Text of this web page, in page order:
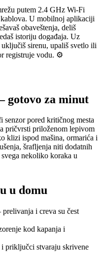
putem 2.4 GHz Wi‑Fi
U mobilnoj aplikaciji
obaveštenja, deliš
istoriju događaja. Uz
uključiš sirenu, upališ svetlo ili
registruje vodu. ⚙️
gotovo za minut
senzor pored kritičnog mesta
pričvrsti priloženom lepivom
klizi ispod mašina, ormarića i
šrafljenja niti dodatnih
nekoliko koraka u
u domu
prelivanja i creva su čest
kod kapanja i
priključci stvaraju skrivene